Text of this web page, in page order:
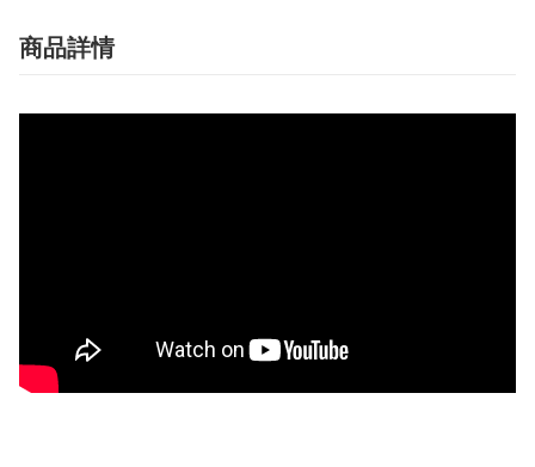
商品詳情